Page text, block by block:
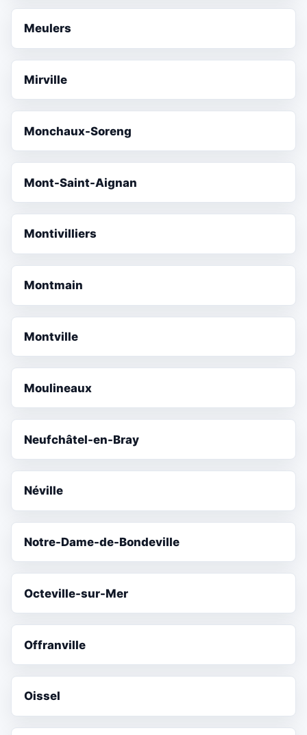
Meulers
Mirville
Monchaux-Soreng
Mont-Saint-Aignan
Montivilliers
Montmain
Montville
Moulineaux
Neufchâtel-en-Bray
Néville
Notre-Dame-de-Bondeville
Octeville-sur-Mer
Offranville
Oissel